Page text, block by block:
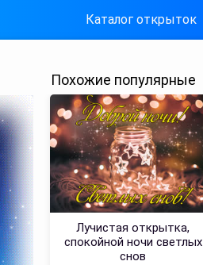
Каталог открыток
Похожие популярные
Лучистая открытка,
спокойной ночи светлых
снов